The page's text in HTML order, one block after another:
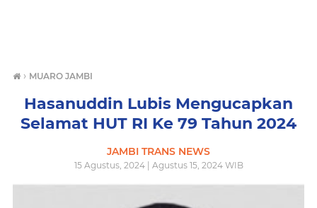
› MUARO JAMBI
Hasanuddin Lubis Mengucapkan
Selamat HUT RI Ke 79 Tahun 2024
JAMBI TRANS NEWS
15 Agustus, 2024 | Agustus 15, 2024 WIB